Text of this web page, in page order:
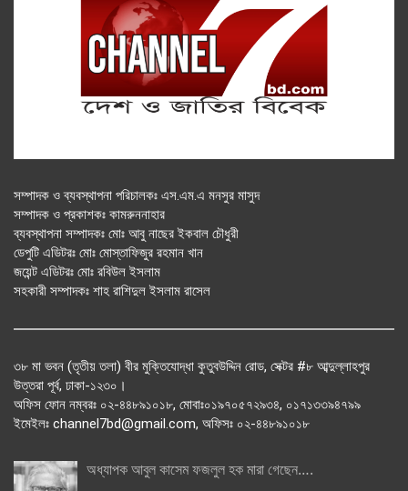
সম্পাদক ও ব্যবস্থাপনা পরিচালকঃ এস.এম.এ মনসুর মাসুদ
সম্পাদক ও প্রকাশকঃ কামরুননাহার
ব্যবস্থাপনা সম্পাদকঃ মোঃ আবু নাছের ইকবাল চৌধুরী
ডেপুটি এডিটরঃ মোঃ মোস্তাফিজুর রহমান খান
জয়েন্ট এডিটরঃ মোঃ রবিউল ইসলাম
সহকারী সম্পাদকঃ শাহ রাশিদুল ইসলাম রাসেল
৩৮ মা ভবন (তৃতীয় তলা) বীর মুক্তিযোদ্ধা কুতুবউদ্দিন রোড, সেক্টর #৮ আব্দুল্লাহপুর
উত্তরা পূর্ব, ঢাকা-১২৩০।
অফিস ফোন নম্বরঃ ০২-৪৪৮৯১০১৮, মোবাঃ০১৯৭০৫৭২৯৩৪, ০১৭১৩৩৯৪৭৯৯
ইমেইলঃ channel7bd@gmail.com, অফিসঃ ০২-৪৪৮৯১০১৮
অধ্যাপক আবুল কাসেম ফজলুল হক মারা গেছেন….